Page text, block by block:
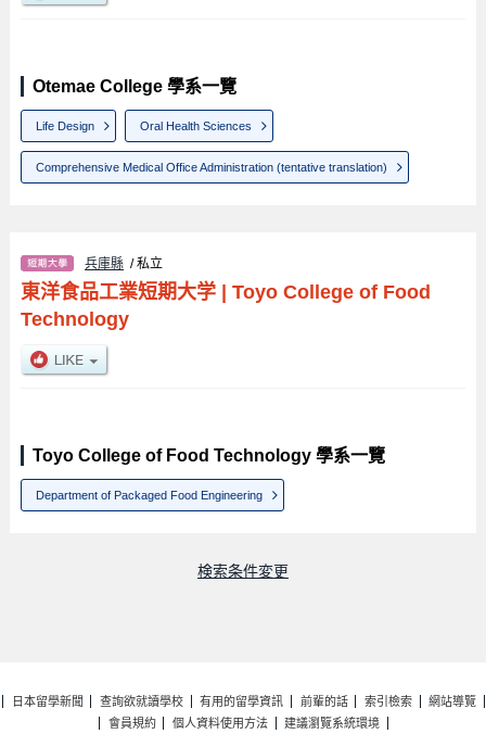
Otemae College 學系一覽
Life Design Oral Health Sciences
Comprehensive Medical Office Administration (tentative translation)
兵庫縣 / 私立
東洋食品工業短期大学| Toyo College of Food
Technology
Toyo College of Food Technology 學系一覽
Department of Packaged Food Engineering
検索条件変更
日本留學新聞 查詢欲就讀學校 有用的留學資訊 前輩的話 索引檢索
網站導覽
會員規約
個人資料使用方法 建議瀏覽系統環境